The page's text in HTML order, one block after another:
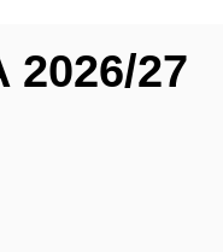
2026/27